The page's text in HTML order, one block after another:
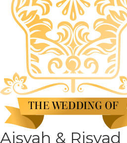
Aisyah & Risyad